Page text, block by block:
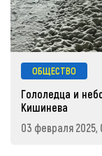
ОБЩЕСТВО
Гололедца и
Кишинева
03 февраля 2025,